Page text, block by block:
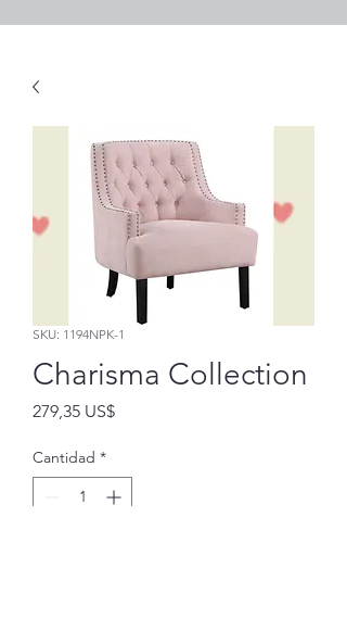
SKU: 1194NPK-1
Charisma Collection
279,35 US$Precio
Cantidad *